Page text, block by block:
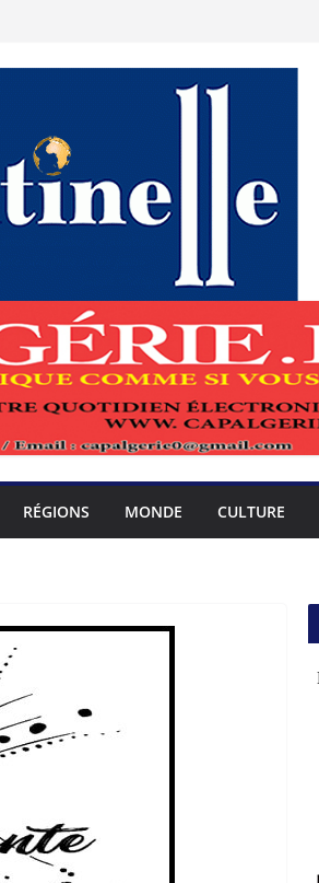
RÉGIONS MONDE CULTURE